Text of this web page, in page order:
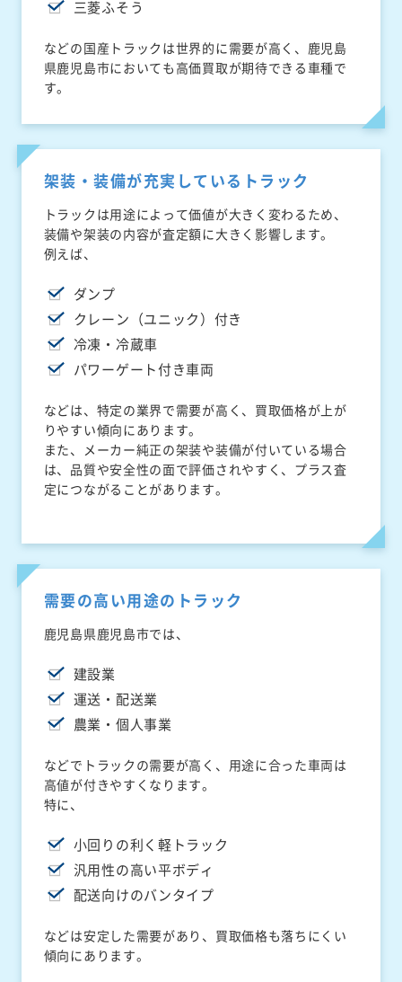
三菱ふそう
などの国産トラックは世界的に需要が高く、鹿児島
県鹿児島市においても高価買取が期待できる車種で
す。
架装・装備が充実しているトラック
トラックは用途によって価値が大きく変わるため、
装備や架装の内容が査定額に大きく影響します。
例えば、
ダンプ
クレーン（ユニック）付き
冷凍・冷蔵車
パワーゲート付き車両
などは、特定の業界で需要が高く、買取価格が上が
りやすい傾向にあります。
また、メーカー純正の架装や装備が付いている場合
は、品質や安全性の面で評価されやすく、プラス査
定につながることがあります。
需要の高い用途のトラック
鹿児島県鹿児島市では、
建設業
運送・配送業
農業・個人事業
などでトラックの需要が高く、用途に合った車両は
高値が付きやすくなります。
特に、
小回りの利く軽トラック
汎用性の高い平ボディ
配送向けのバンタイプ
などは安定した需要があり、買取価格も落ちにくい
傾向にあります。